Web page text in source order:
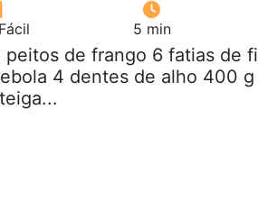
5 min
de frango 6 fatias de
4 dentes de alho 400 g